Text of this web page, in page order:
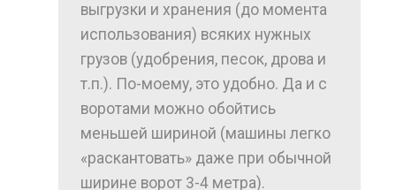
выгрузки и хранения (до момента
использования) всяких нужных
грузов (удобрения, песок, дрова и
т.п.). По-моему, это удобно. Да и с
воротами можно обойтись
меньшей шириной (машины легко
«раскантовать» даже при обычной
ширине ворот 3-4 метра).